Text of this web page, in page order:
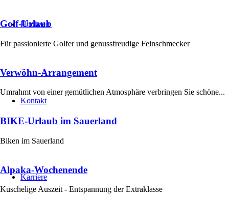
Hochzeit
Kontakt
Karriere
Golf-Urlaub
Für passionierte Golfer und genussfreudige Feinschmecker
Verwöhn-Arrangement
Umrahmt von einer gemütlichen Atmosphäre verbringen Sie schöne...
BIKE-Urlaub im Sauerland
Biken im Sauerland
Alpaka-Wochenende
Kuschelige Auszeit - Entspannung der Extraklasse